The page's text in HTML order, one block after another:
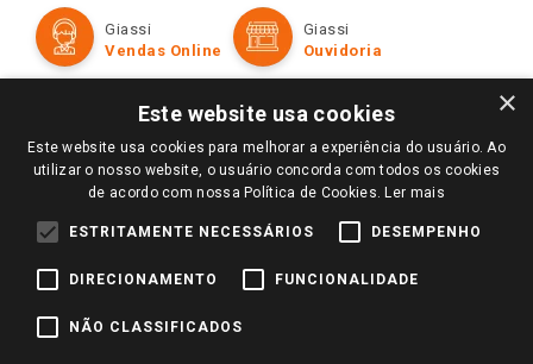
Televendas
Amigo Giassi
Trabalhe Conosco
Identidade Visual
Formas de Pagamento
Políticas de entrega
Trocas e Devoluções
Giassi
Vendas Online
Giassi
Ouvidoria
Redes Sociais
Pagamento e Segurança
×
Este website usa cookies
Este website usa cookies para melhorar a experiência do usuário. Ao
utilizar o nosso website, o usuário concorda com todos os cookies
de acordo com nossa Política de Cookies. Ler mais
ESTRITAMENTE NECESSÁRIOS DESEMPENHO
DIRECIONAMENTO FUNCIONALIDADE
NÃO CLASSIFICADOS